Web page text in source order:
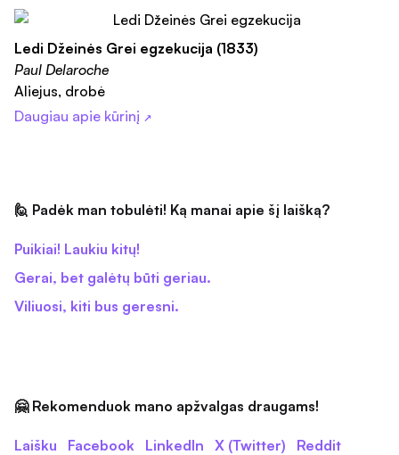
Ledi Džeinės Grei egzekucija (1833)
Paul Delaroche
Aliejus, drobė
Daugiau apie kūrinį ↗
🙋 Padėk man tobulėti! Ką manai apie šį laišką?
Puikiai! Laukiu kitų!
Gerai, bet galėtų būti geriau.
Viliuosi, kiti bus geresni.
🤗 Rekomenduok mano apžvalgas draugams!
Laišku Facebook LinkedIn X (Twitter)
Reddit